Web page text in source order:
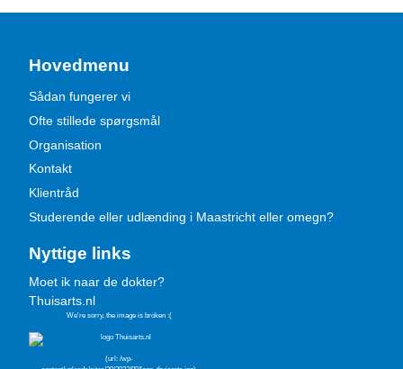
Hovedmenu
Sådan fungerer vi
Ofte stillede spørgsmål
Organisation
Kontakt
Klientråd
Studerende eller udlænding i Maastricht eller omegn?
Nyttige links
Moet ik naar de dokter?
Thuisarts.nl